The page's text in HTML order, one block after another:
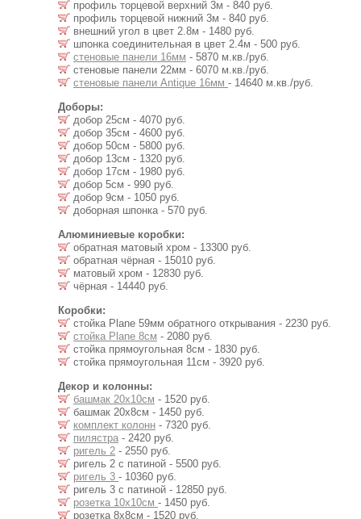
профиль торцевой верхний 3м - 840 руб.
профиль торцевой нижний 3м - 840 руб.
внешний угол в цвет 2.8м - 1480 руб.
шпонка соединительная в цвет 2.4м - 500 руб.
стеновые панели 16мм - 5870 м.кв./руб.
стеновые панели 22мм - 6070 м.кв./руб.
стеновые панели Antique 16мм - 14640 м.кв./руб.
Доборы:
добор 25см - 4070 руб.
добор 35см - 4600 руб.
добор 50см - 5800 руб.
добор 13см - 1320 руб.
добор 17см - 1980 руб.
добор 5см - 990 руб.
добор 9см - 1050 руб.
доборная шпонка - 570 руб.
Алюминиевые коробки:
обратная матовый хром - 13300 руб.
обратная чёрная - 15010 руб.
матовый хром - 12830 руб.
чёрная - 14440 руб.
Коробки:
стойка Plane 59мм обратного открывания - 2230 руб.
стойка Plane 8см - 2080 руб.
стойка прямоугольная 8см - 1830 руб.
стойка прямоугольная 11см - 3920 руб.
Декор и колонны:
башмак 20х10см - 1520 руб.
башмак 20х8см - 1450 руб.
комплект колонн - 7320 руб.
пилястра - 2420 руб.
ригель 2 - 2550 руб.
ригель 2 с патиной - 5500 руб.
ригель 3 - 10360 руб.
ригель 3 с патиной - 12850 руб.
розетка 10х10см - 1450 руб.
розетка 8х8см - 1520 руб.